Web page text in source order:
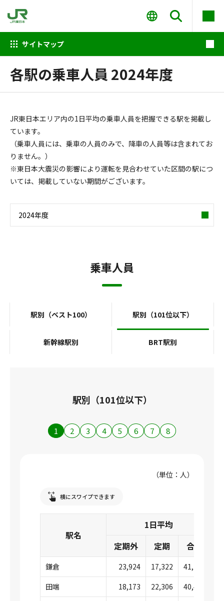
サイトマップ
各駅の乗車人員 2024年度
JR東日本エリア内の1日平均の乗車人員を把握できる駅を掲載し
ています。
（乗車人員には、乗車の人員のみで、降車の人員等は含まれてお
りません。）
※東日本大震災の影響により運転を見合わせていた区間の駅につ
いては、掲載していない期間がございます。
2024年度
乗車人員
駅別（ベスト100） 駅別（101位以下）
新幹線駅別 BRT駅別
駅別（101位以下）
1 2 3 4 5 6 7 8
（単位：人）
横にスワイプできます
駅名
1日平均
定期外
定期 合計
鎌倉 23,924 17,322
41,247
田端
18,173 22,306
40,479